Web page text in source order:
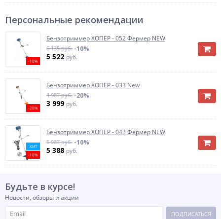
Персональные рекомендации
-10%
Бензотриммер ХОПЕР - 052 Фермер NEW
6 135 руб. -10%
5 522 руб.
-20%
Бензотриммер ХОПЕР - 033 New
4 987 руб. -20%
3 999 руб.
ХИТ
-10%
Бензотриммер ХОПЕР - 043 Фермер NEW
5 987 руб. -10%
5 388 руб.
Будьте в курсе!
Новости, обзоры и акции
ПОДПИСАТЬСЯ